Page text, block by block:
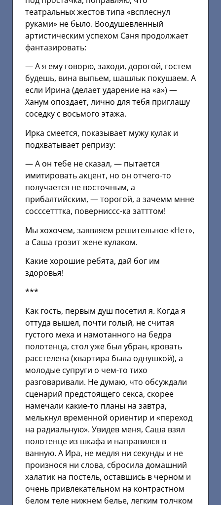
театральных жестов типа «всплеснул
руками» не было. Воодушевленный
артистическим успехом Саня продолжает
фантазировать:
— А я ему говорю, заходи, дорогой, гостем
будешь, вина выпьем, шашлык покушаем. А
если Ирина (делает ударение на «а») —
Ханум опоздает, лично для тебя приглашу
соседку с восьмого этажа.
Ирка смеется, показывает мужу кулак и
подхватывает репризу:
— А он тебе не сказал, — пытается
имитировать акцент, но он отчего-то
получается не восточным, а
прибалтийским, — торогой, а зачемм мнне
сосссетттка, поверниссс-ка затттом!
Мы хохочем, заявляем решительное «Нет»,
а Саша грозит жене кулаком.
Какие хорошие ребята, дай бог им
здоровья!
***
Как гость, первым душ посетил я. Когда я
оттуда вышел, почти голый, не считая
густого меха и намотанного на бедра
полотенца, стол уже был убран, кровать
расстелена (квартира была однушкой), а
молодые супруги о чем-то тихо
разговаривали. Не думаю, что обсуждали
сценарий предстоящего секса, скорее
намечали какие-то планы на завтра,
мелькнул временной ориентир и «переход
на радиальную». Увидев меня, Саша взял
полотенце из шкафа и направился в
ванную. А Ира, не медля ни секунды и не
произнося ни слова, сбросила домашний
халатик на постель, оставшись в черном и
очень привлекательном на контрастном
белом теле нижнем белье, легким толчком